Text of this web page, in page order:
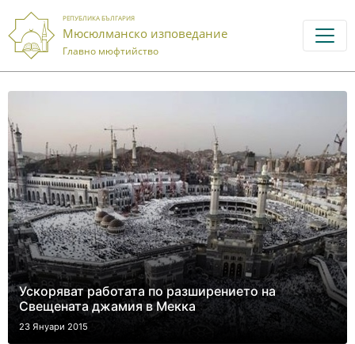
РЕПУБЛИКА БЪЛГАРИЯ
Мюсюлманско изповедание
Главно мюфтийство
Ускоряват работата по разширението на
Свещената джамия в Мекка
23 Януари 2015